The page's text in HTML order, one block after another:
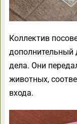
Коллектив
дополнительный
дела. Они
животных,
входа.